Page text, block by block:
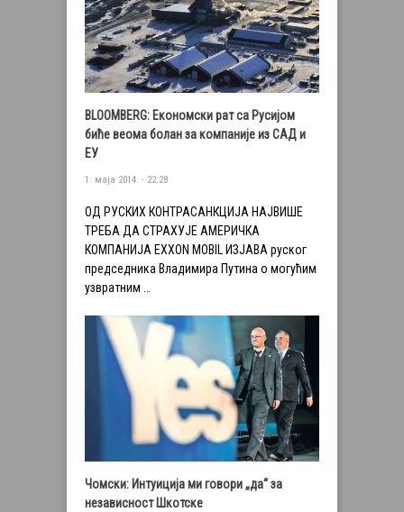
BLOOMBERG: Економски рат са Русијом
биће веома болан за компаније из САД и
ЕУ
1. маја 2014. - 22:28
ОД РУСКИХ КОНТРАСАНКЦИЈА НАЈВИШЕ
ТРЕБА ДА СТРАХУЈЕ АМЕРИЧКА
КОМПАНИЈА EXXON MOBIL ИЗЈАВА руског
председника Владимира Путина о могућим
узвратним …
Чомски: Интуициjа ми говори „да“ за
независност Шкотске